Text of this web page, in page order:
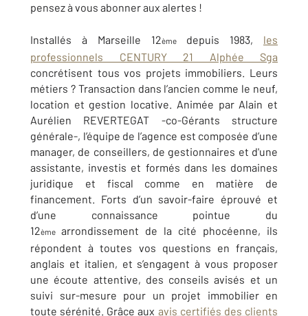
pensez à vous abonner aux alertes !
Installés à Marseille 12ème depuis 1983, les
professionnels CENTURY 21 Alphée Sga
concrétisent tous vos projets immobiliers. Leurs
métiers ? Transaction dans l’ancien comme le neuf,
location et gestion locative. Animée par Alain et
Aurélien REVERTEGAT -co-Gérants structure
générale-, l’équipe de l’agence est composée d’une
manager, de conseillers, de gestionnaires et d'une
assistante, investis et formés dans les domaines
juridique et fiscal comme en matière de
financement. Forts d’un savoir-faire éprouvé et
d’une connaissance pointue du
12ème arrondissement de la cité phocéenne, ils
répondent à toutes vos questions en français,
anglais et italien, et s’engagent à vous proposer
une écoute attentive, des conseils avisés et un
suivi sur-mesure pour un projet immobilier en
toute sérénité. Grâce aux avis certifiés des clients